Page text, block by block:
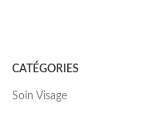
CATÉGORIES
Soin Visage